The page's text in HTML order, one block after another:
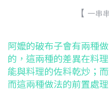
【 一串
阿嬤的破布子會有兩種
的，這兩種的差異在料
能與料理的佐料乾炒；
而這兩種做法的前置處